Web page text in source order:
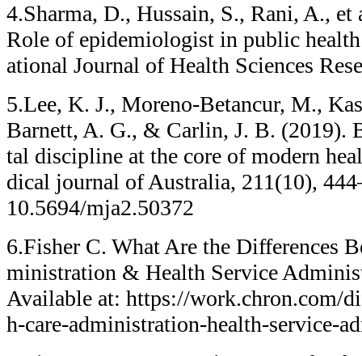
4.Sharma, D., Hussain, S., Rani, A.,
Role of epidemiologist in public
ational Journal of Health Sciences
5.Lee, K. J., Moreno-Betancur, M.,
Barnett, A. G., & Carlin, J. B. (2019).
tal discipline at the core of modern
dical journal of Australia, 211(10),
10.5694/mja2.50372
6.Fisher C. What Are the Differences
ministration & Health Service
Available at: https://work.chron.com/
h-care-administration-health-service-